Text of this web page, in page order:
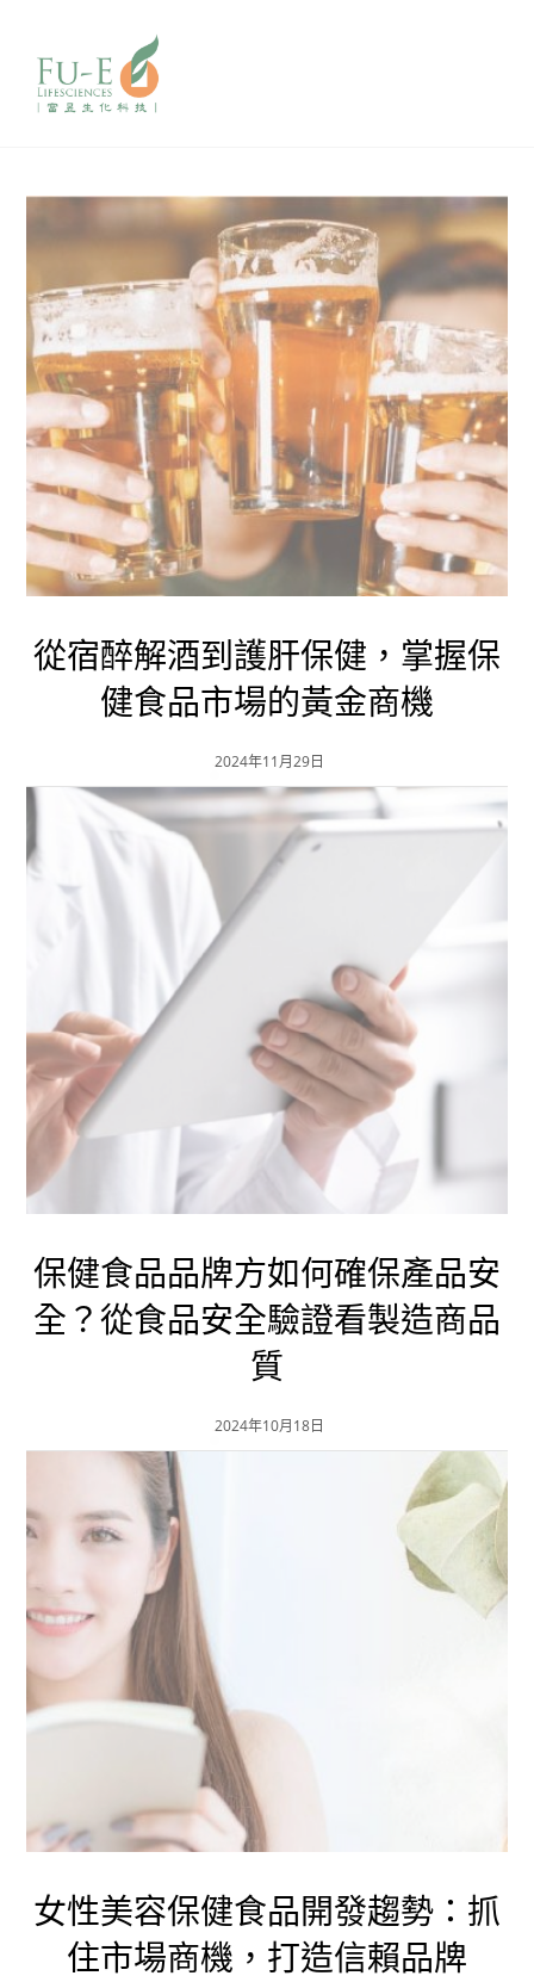
從宿醉解酒到護肝保健，掌握保
健食品市場的黃金商機
2024年11月29日
保健食品品牌方如何確保產品安
全？從食品安全驗證看製造商品
質
2024年10月18日
女性美容保健食品開發趨勢：抓
住市場商機，打造信賴品牌